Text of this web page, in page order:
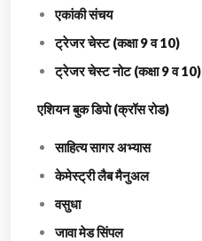
एकांकी संचय
ट्रेजर चेस्ट (कक्षा 9 व 10)
ट्रेजर चेस्ट नोट (कक्षा 9 व 10)
एशियन बुक डिपो (क्रॉस रोड)
साहित्य सागर अभ्यास
केमेस्ट्री लैब मैनुअल
वसुधा
जावा मेड सिंपल